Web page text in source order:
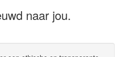
naar jou.